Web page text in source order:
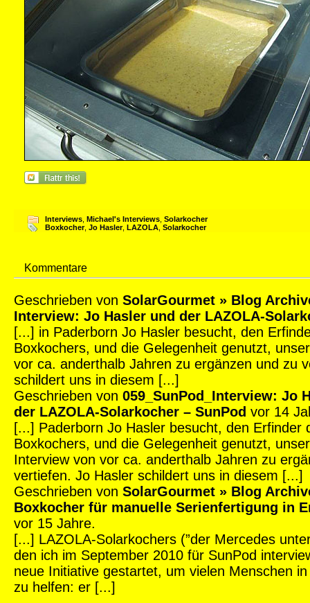
Interviews Michael's Interviews Solarkocher
Boxkocher, Jo Hasler, LAZOLA Solarkocher
Kommentare
Geschrieben von SolarGourmet » Blog
Interview: Jo Hasler und der LAZOLA-
[...] in Paderborn Jo Hasler besucht, den
Boxkochers, und die Gelegenheit genutzt,
vor ca. anderthalb Jahren zu ergänzen und zu
schildert uns in diesem [...]
Geschrieben von 059_SunPod_Interview: Jo
der LAZOLA-Solarkocher – SunPod vor 14
[...] Paderborn Jo Hasler besucht, den Erfinder
Boxkochers, und die Gelegenheit genutzt,
Interview von vor ca. anderthalb Jahren zu
vertiefen. Jo Hasler schildert uns in diesem [...]
Geschrieben von SolarGourmet » Blog
Boxkocher für manuelle Serienfertigung in
vor 15 Jahre.
[...] LAZOLA-Solarkochers (”der Mercedes
den ich im September 2010 für SunPod
neue Initiative gestartet, um vielen Menschen
zu helfen: er [...]